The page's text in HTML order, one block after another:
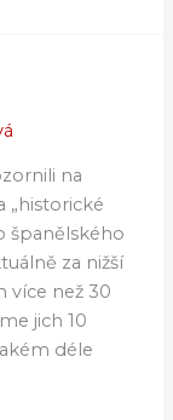
na
„historické
španělského
za nižší
více než 30
jich 10
déle